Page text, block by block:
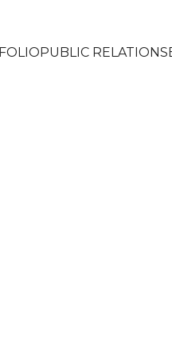
PUBLIC RELATIONS